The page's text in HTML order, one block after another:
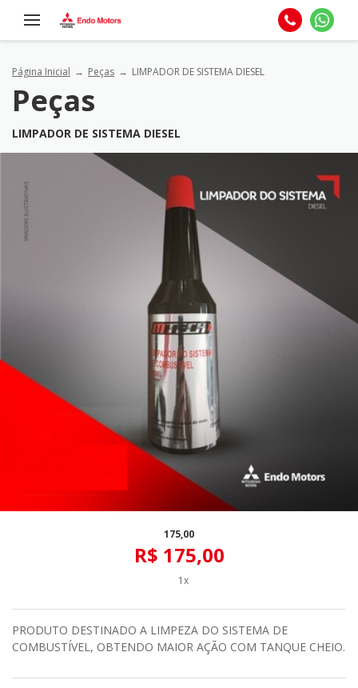
Página Inicial Peças LIMPADOR DE SISTEMA DIESEL
Peças
LIMPADOR DE SISTEMA DIESEL
175,00
R$ 175,00
1x
PRODUTO DESTINADO A LIMPEZA DO SISTEMA DE
COMBUSTÍVEL, OBTENDO MAIOR AÇÃO COM TANQUE CHEIO.